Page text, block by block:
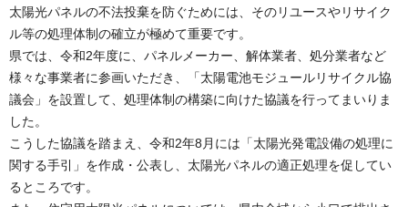
太陽光パネルの不法投棄を防ぐためには、そのリユースやリサイク
ル等の処理体制の確立が極めて重要です。
県では、令和2年度に、パネルメーカー、解体業者、処分業者など
様々な事業者に参画いただき、「太陽電池モジュールリサイクル協
議会」を設置して、処理体制の構築に向けた協議を行ってまいりま
した。
こうした協議を踏まえ、令和2年8月には「太陽光発電設備の処理に
関する手引」を作成・公表し、太陽光パネルの適正処理を促してい
るところです。